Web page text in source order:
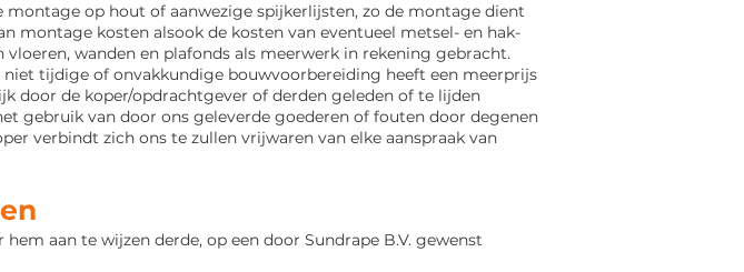
op hout of aanwezige spijkerlijsten, zo de montage dient
montage kosten alsook de kosten van eventueel metsel- en hak-
vloeren, wanden en plafonds als meerwerk in rekening gebracht.
niet tijdige of onvakkundige bouwvoorbereiding heeft een meerprijs
door de koper/opdrachtgever of derden geleden of te lijden
gebruik van door ons geleverde goederen of fouten door degenen
verbindt zich ons te zullen vrijwaren van elke aanspraak van
aan te wijzen derde, op een door Sundrape B.V. gewenst